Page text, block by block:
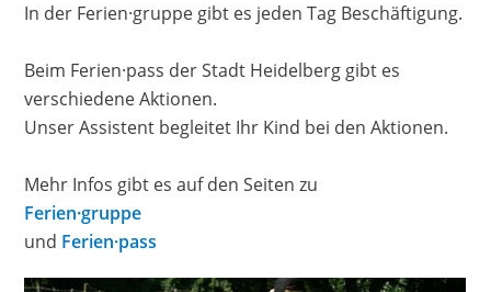
In der Ferien·gruppe gibt es jeden Tag Beschäftigung.
Beim Ferien·pass der Stadt Heidelberg gibt es
verschiedene Aktionen.
Unser Assistent begleitet Ihr Kind bei den Aktionen.
Mehr Infos gibt es auf den Seiten zu
Ferien·gruppe
und Ferien·pass